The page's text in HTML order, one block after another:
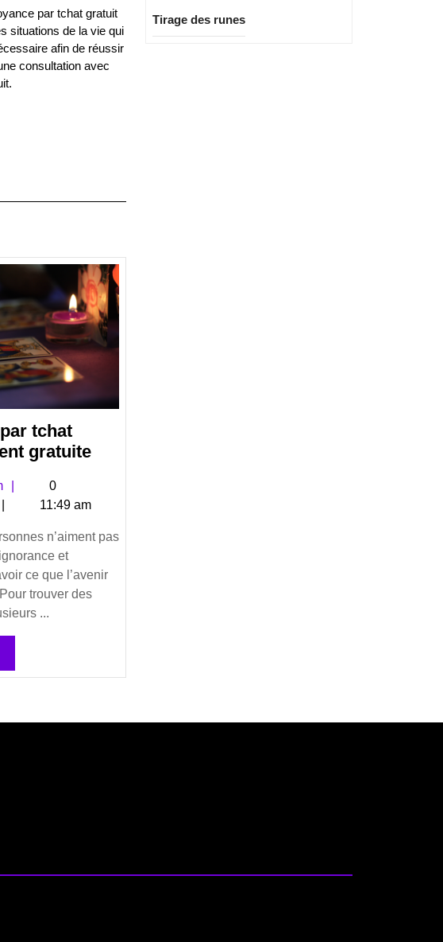
par tchat gratuit
situations de la vie qui
afin de réussir
consultation avec
tchat
gratuiteVoyance
entièrement
gratuite
Chemam
0
11:49 am
n’aiment pas
et
ce que l’avenir
trouver des
...
Tirage des runes